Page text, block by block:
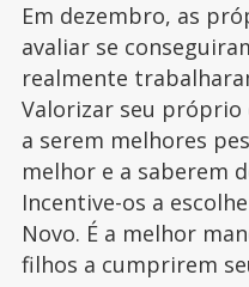
Em dezembro, as
avaliar se
realmente
Valorizar seu próprio
a serem melhores
melhor e a saberem
Incentive-os a
Novo. É a melhor
filhos a cumprirem